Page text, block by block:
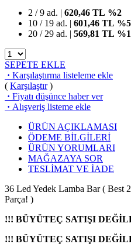
2 / 9 ad. | 620,46 TL %2
10 / 19 ad. | 601,46 TL %5
20 / 29 ad. | 569,81 TL
SEPETE EKLE
· Karşılaştırma listeleme ekle
( Karşılaştır)
· Fiyatı düşünce haber ver
· Alışveriş listeme ekle
ÜRÜN AÇIKLAMASI
ÖDEME BİLGİLERİ
ÜRÜN YORUMLARI
MAĞAZAYA SOR
TESLİMAT VE İADE
36 Led Yedek Lamba Bar ( Best
Parça! )
!!! BÜYÜTEÇ SATIŞI
!!! BÜYÜTEÇ SATIŞI